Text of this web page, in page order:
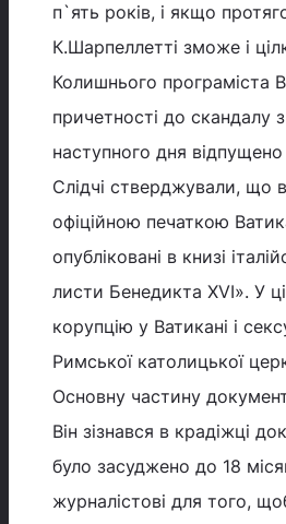
п`ять років, і якщо
К.Шарпеллетті зможе і
Колишнього програміста
причетності до скандалу
наступного дня
Слідчі стверджували, що
офіційною печаткою
опубліковані в книзі
листи Бенедикта XVI». У
корупцію у Ватикані і
Римської католицької
Основну частину
Він зізнався в крадіжці
було засуджено до 18
журналістові для того,